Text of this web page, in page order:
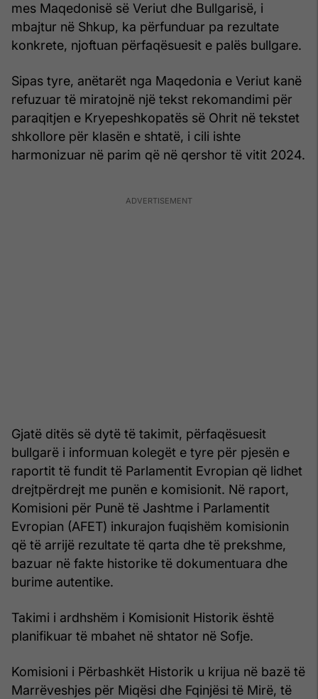
mes Maqedonisë së Veriut dhe Bullgarisë, i
mbajtur në Shkup, ka përfunduar pa rezultate
konkrete, njoftuan përfaqësuesit e palës bullgare.
Sipas tyre, anëtarët nga Maqedonia e Veriut kanë
refuzuar të miratojnë një tekst rekomandimi për
paraqitjen e Kryepeshkopatës së Ohrit në tekstet
shkollore për klasën e shtatë, i cili ishte
harmonizuar në parim që në qershor të vitit 2024.
Gjatë ditës së dytë të takimit, përfaqësuesit
bullgarë i informuan kolegët e tyre për pjesën e
raportit të fundit të Parlamentit Evropian që lidhet
drejtpërdrejt me punën e komisionit. Në raport,
Komisioni për Punë të Jashtme i Parlamentit
Evropian (AFET) inkurajon fuqishëm komisionin
që të arrijë rezultate të qarta dhe të prekshme,
bazuar në fakte historike të dokumentuara dhe
burime autentike.
Takimi i ardhshëm i Komisionit Historik është
planifikuar të mbahet në shtator në Sofje.
Komisioni i Përbashkët Historik u krijua në bazë të
Marrëveshjes për Miqësi dhe Fqinjësi të Mirë, të